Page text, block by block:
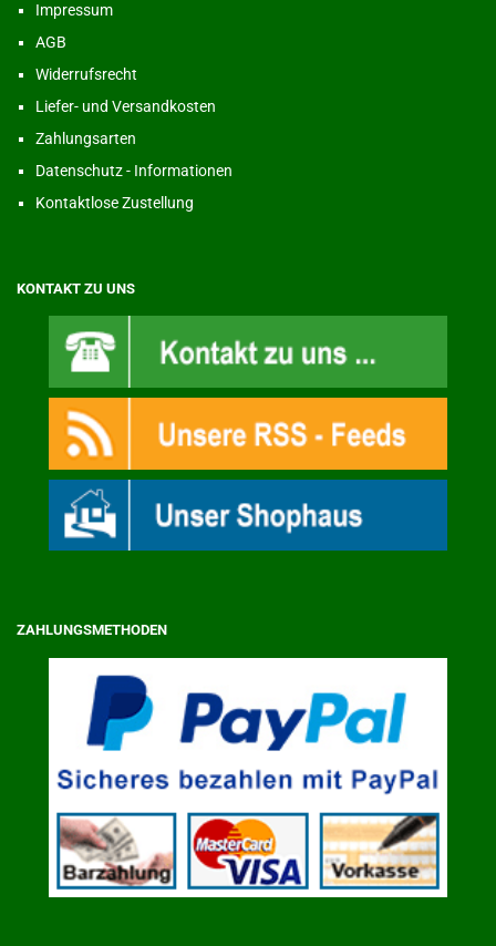
Impressum
AGB
Widerrufsrecht
Liefer- und Versandkosten
Zahlungsarten
Datenschutz - Informationen
Kontaktlose Zustellung
KONTAKT ZU UNS
ZAHLUNGSMETHODEN